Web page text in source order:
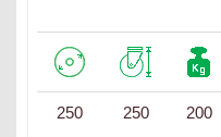
250 250 200